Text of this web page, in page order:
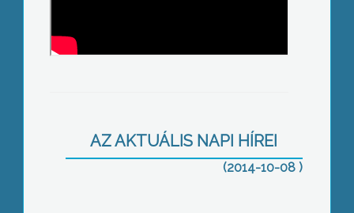
AZ AKTUÁLIS NAPI HÍREI
(2014-10-08 )